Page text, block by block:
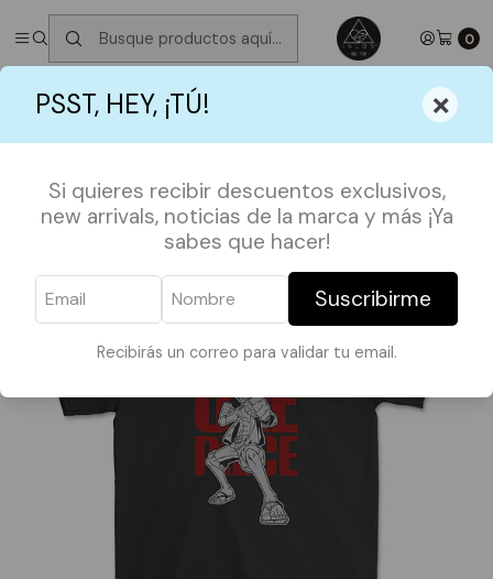
PSST, HEY, ¡TÚ! ×
Si quieres recibir descuentos exclusivos,
new arrivals, noticias de la marca y más ¡Ya
sabes que hacer!
Suscribirme
Recibirás un correo para validar tu email.
0
✮ ⋆ ˚｡𖦹 ⋆｡°✩Próximos Despachos jueves 6 de Agosto
°✩
POLERAS